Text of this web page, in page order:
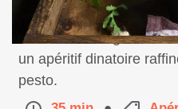
Une recette originale
un apéritif dinatoire
pesto.